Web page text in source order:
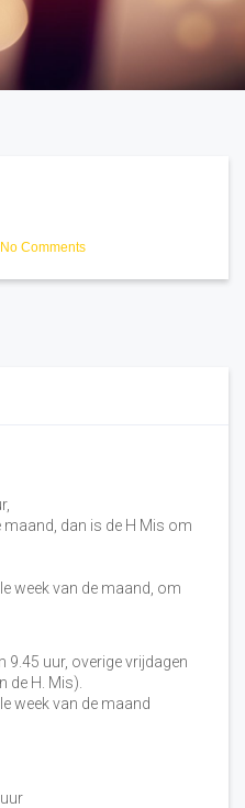
No Comments
maand, dan is de H Mis om
week van de maand, om
9.45 uur, overige vrijdagen
de H. Mis).
week van de maand